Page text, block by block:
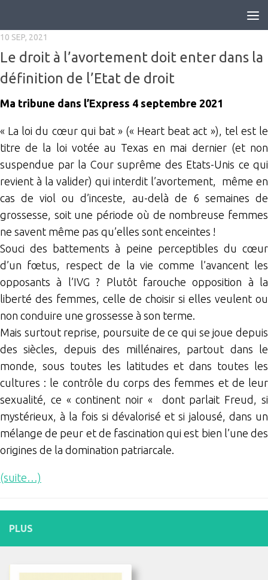
10 SEP, 2021
Le droit à l’avortement doit enter dans la
définition de l’Etat de droit
Ma tribune dans l’Express 4 septembre 2021
« La loi du cœur qui bat » (« Heart beat act »), tel est le
titre de la loi votée au Texas en mai dernier (et non
suspendue par la Cour suprême des Etats-Unis ce qui
revient à la valider) qui interdit l’avortement, même en
cas de viol ou d’inceste, au-delà de 6 semaines de
grossesse, soit une période où de nombreuse femmes
ne savent même pas qu’elles sont enceintes !
Souci des battements à peine perceptibles du cœur
d’un fœtus, respect de la vie comme l’avancent les
opposants à l’IVG ? Plutôt farouche opposition à la
liberté des femmes, celle de choisir si elles veulent ou
non conduire une grossesse à son terme.
Mais surtout reprise, poursuite de ce qui se joue depuis
des siècles, depuis des millénaires, partout dans le
monde, sous toutes les latitudes et dans toutes les
cultures : le contrôle du corps des femmes et de leur
sexualité, ce « continent noir « dont parlait Freud, si
mystérieux, à la fois si dévalorisé et si jalousé, dans un
mélange de peur et de fascination qui est bien l’une des
origines de la domination patriarcale.
(suite…)
PLUS